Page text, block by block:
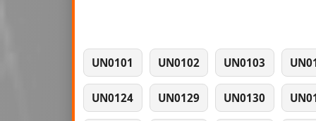
UN0101 UN0102 UN0103
UN0124 UN0129 UN0130